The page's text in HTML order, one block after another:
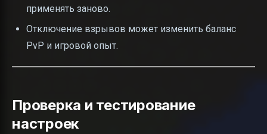
применять заново.
Отключение взрывов может изменить баланс
PvP и игровой опыт.
Проверка и тестирование
настроек